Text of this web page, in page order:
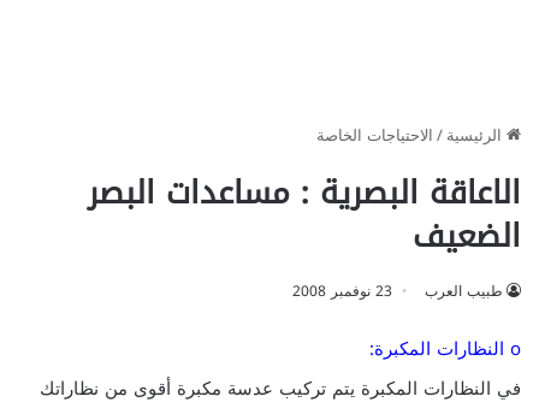
الرئيسية/الاحتياجات الخاصة
الاعاقة البصرية : مساعدات البصر
الضعيف
طبيب العرب 23 نوفمبر 2008
o النظارات المكبرة:
في النظارات المكبرة يتم تركيب عدسة مكبرة أقوى من نظاراتك